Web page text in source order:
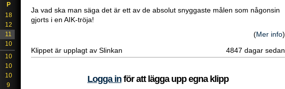
Ja vad ska man säga det är ett av de absolut snyggaste målen som någonsin
gjorts i en AIK-tröja!
(Mer info)
Klippet är upplagt av Slinkan
4847 dagar sedan
Logga in för att lägga upp egna klipp
P
18
12
11
10
10
10
10
9